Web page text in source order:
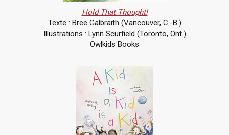
Hold That Thought!
Texte : Bree Galbraith (Vancouver, C.-B.)
Illustrations : Lynn Scurfield (Toronto, Ont.)
Owlkids Books